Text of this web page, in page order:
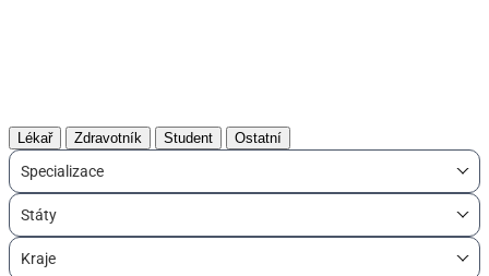
Lékař Zdravotník Student Ostatní
Specializace
Státy
Kraje